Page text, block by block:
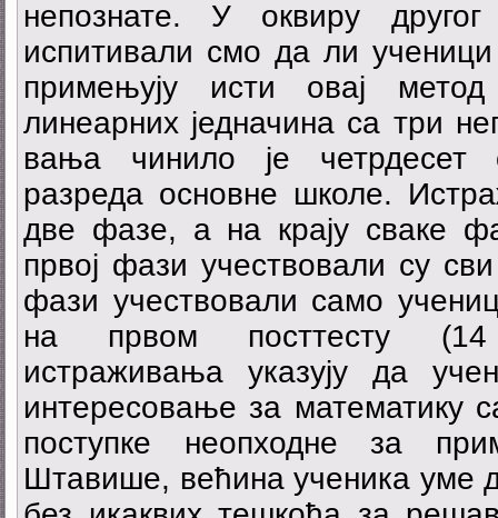
непознате. У оквиру другог
испитивали смо да ли
примењују исти овај
линеарних једначина са три
вања чинило је четрдесет
разреда основне школе.
две фазе, а на крају сваке
првој фази учествовали су
фази учествовали само
на првом посттесту (14
истраживања указују да
интересовање за математику
поступке неопходне за
Штавише, већина ученика уме